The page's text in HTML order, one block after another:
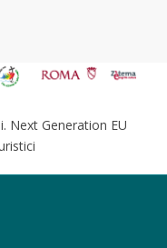
Next Generation EU